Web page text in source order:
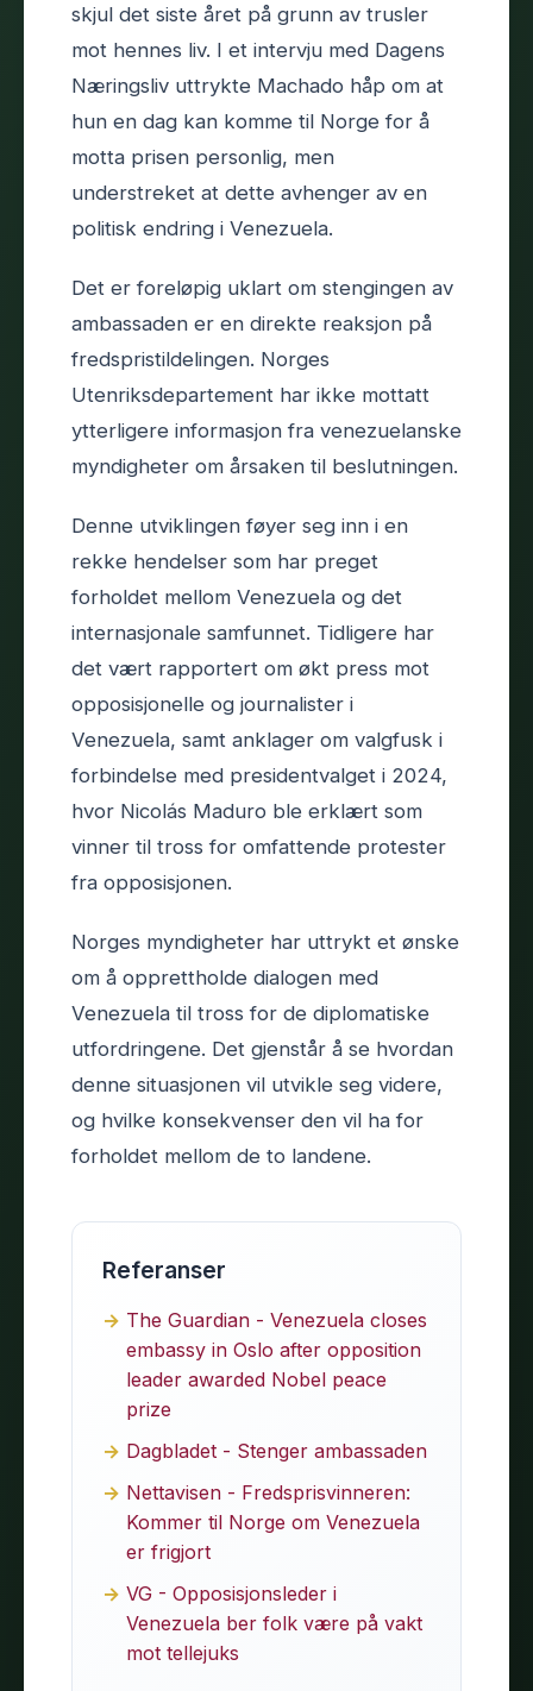
skjul det siste året på grunn av trusler
mot hennes liv. I et intervju med Dagens
Næringsliv uttrykte Machado håp om at
hun en dag kan komme til Norge for å
motta prisen personlig, men
understreket at dette avhenger av en
politisk endring i Venezuela.
Det er foreløpig uklart om stengingen av
ambassaden er en direkte reaksjon på
fredspristildelingen. Norges
Utenriksdepartement har ikke mottatt
ytterligere informasjon fra venezuelanske
myndigheter om årsaken til beslutningen.
Denne utviklingen føyer seg inn i en
rekke hendelser som har preget
forholdet mellom Venezuela og det
internasjonale samfunnet. Tidligere har
det vært rapportert om økt press mot
opposisjonelle og journalister i
Venezuela, samt anklager om valgfusk i
forbindelse med presidentvalget i 2024,
hvor Nicolás Maduro ble erklært som
vinner til tross for omfattende protester
fra opposisjonen.
Norges myndigheter har uttrykt et ønske
om å opprettholde dialogen med
Venezuela til tross for de diplomatiske
utfordringene. Det gjenstår å se hvordan
denne situasjonen vil utvikle seg videre,
og hvilke konsekvenser den vil ha for
forholdet mellom de to landene.
Referanser
The Guardian - Venezuela closes
embassy in Oslo after opposition
leader awarded Nobel peace
prize
Dagbladet - Stenger ambassaden
Nettavisen - Fredsprisvinneren:
Kommer til Norge om Venezuela
er frigjort
VG - Opposisjonsleder i
Venezuela ber folk være på vakt
mot tellejuks